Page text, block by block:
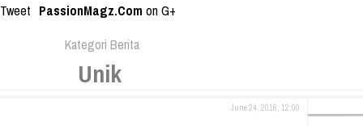
Tweet PassionMagz.Com on G+
Kategori Berita
Unik
June 24, 2016, 12:00